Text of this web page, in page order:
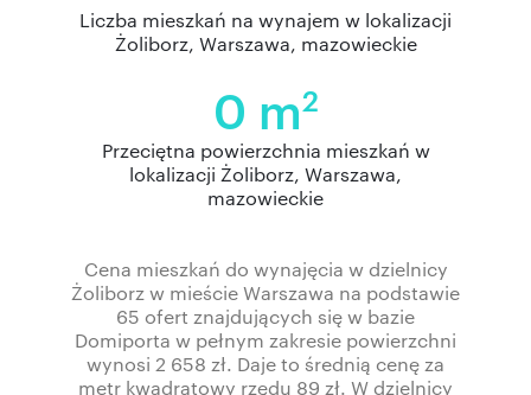
Liczba mieszkań na wynajem w lokalizacji
Żoliborz, Warszawa, mazowieckie
0 m2
Przeciętna powierzchnia mieszkań w
lokalizacji Żoliborz, Warszawa,
mazowieckie
Cena mieszkań do wynajęcia w dzielnicy
Żoliborz w mieście Warszawa na podstawie
65 ofert znajdujących się w bazie
Domiporta w pełnym zakresie powierzchni
wynosi 2 658 zł. Daje to średnią cenę za
metr kwadratowy rzędu 89 zł. W dzielnicy